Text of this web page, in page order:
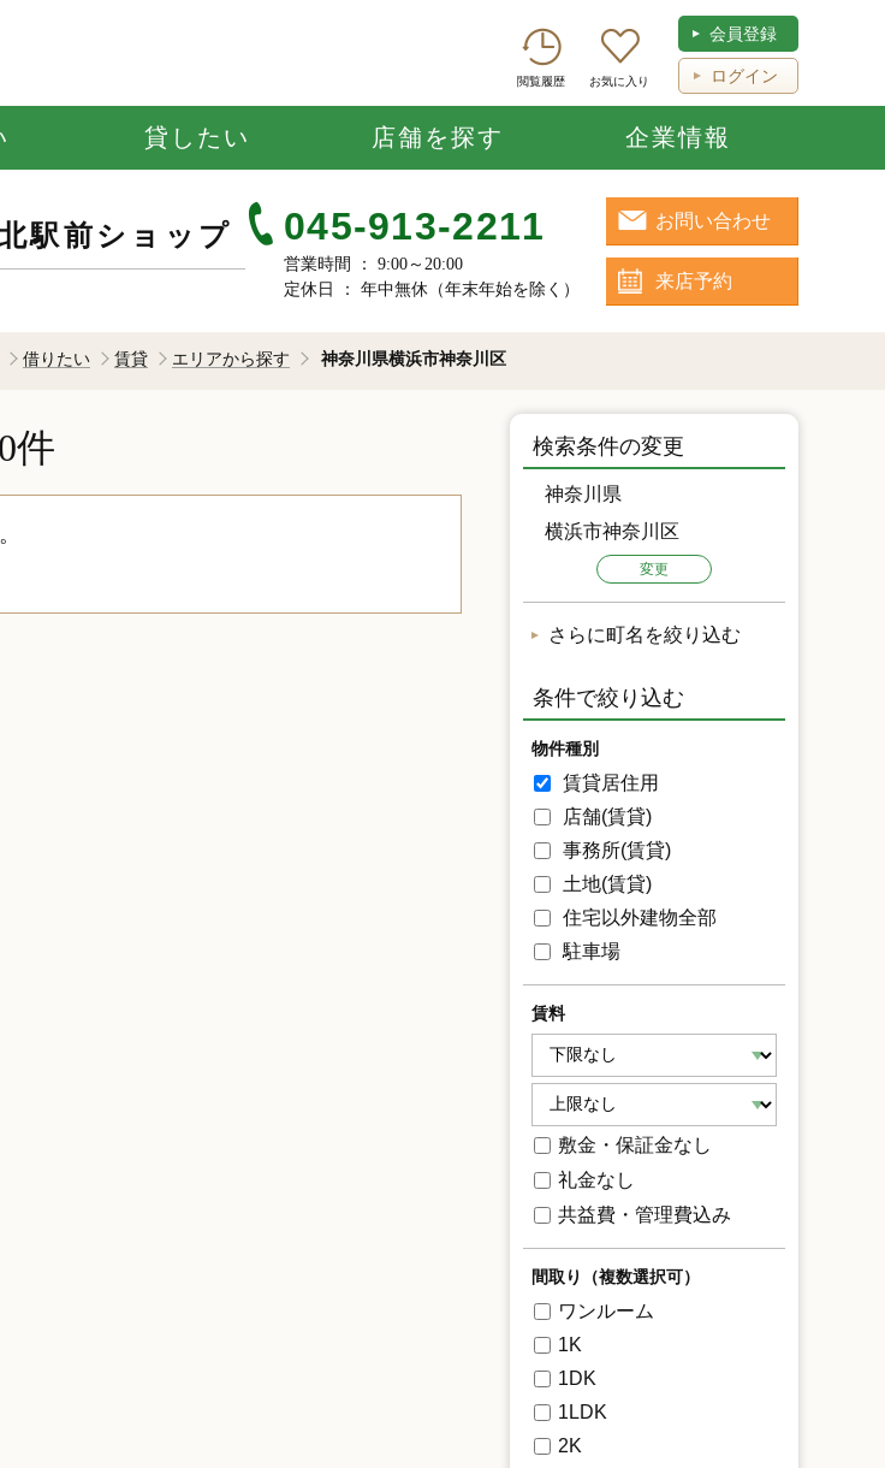
閲覧履歴 お気に入り
会員登録
ログイン
貸したい 店舗を探す 企業情報
駅前ショップ 045-913-2211
営業時間 ： 9:00～20:00
定休日 ： 年中無休（年末年始を除く）
お問い合わせ
来店予約
借りたい 賃貸 エリアから探す 神奈川県横浜市神奈川区
0件 検索条件の変更
神奈川県
横浜市神奈川区
変更
さらに町名を絞り込む
条件で絞り込む
物件種別
賃貸居住用
店舗(賃貸)
事務所(賃貸)
土地(賃貸)
住宅以外建物全部
駐車場
賃料
敷金・保証金なし
礼金なし
共益費・管理費込み
間取り（複数選択可）
ワンルーム
1K
1DK
1LDK
2K